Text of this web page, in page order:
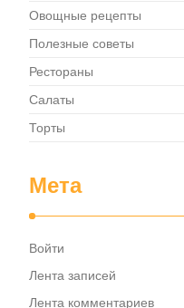
Овощные рецепты
Полезные советы
Рестораны
Салаты
Торты
Мета
Войти
Лента записей
Лента комментариев